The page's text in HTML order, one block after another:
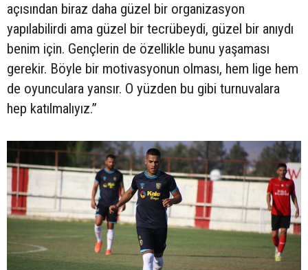
açısından biraz daha güzel bir organizasyon
yapılabilirdi ama güzel bir tecrübeydi, güzel bir anıydı
benim için. Gençlerin de özellikle bunu yaşaması
gerekir. Böyle bir motivasyonun olması, hem lige hem
de oyunculara yansır. O yüzden bu gibi turnuvalara
hep katılmalıyız.”